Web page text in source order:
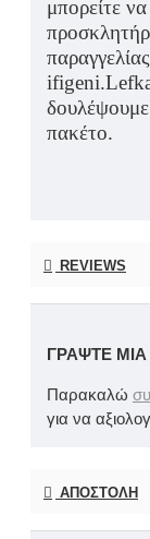
μπορείτε
πακέτο.
REVIEWS
ΓΡΆΨΤΕ
Παρακαλώ
για να
ΑΠΟΣΤΟΛΉ